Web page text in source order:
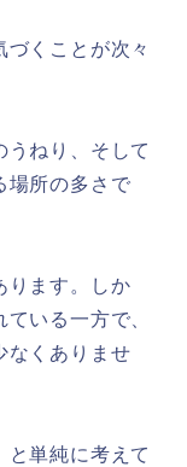
くことが次々
うねり、そして
場所の多さで
ります。しか
いる一方で、
なくありませ
と単純に考えて